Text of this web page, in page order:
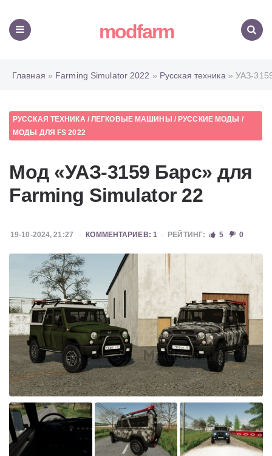
modfarm
Главная » Farming Simulator 2022 » Русская техника » УАЗ-
РУССКАЯ ТЕХНИКА/ЛЕГКОВЫЕ МАШИНЫ / РУССКИЕ МОДЫ /
МОДЫ ДЛЯ FS 2022
Мод «УАЗ-3159 Барс» для
Farming Simulator 22
19-10-2024, 21:27 КОММЕНТАРИЕВ: 1 РЕЙТИНГ: 5 0